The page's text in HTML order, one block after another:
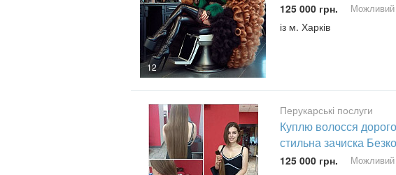
12
125 000 грн. Можливий
із м. Харків
Перукарські послуги
Куплю волосся
стильна зачиска
125 000 грн. Можливий